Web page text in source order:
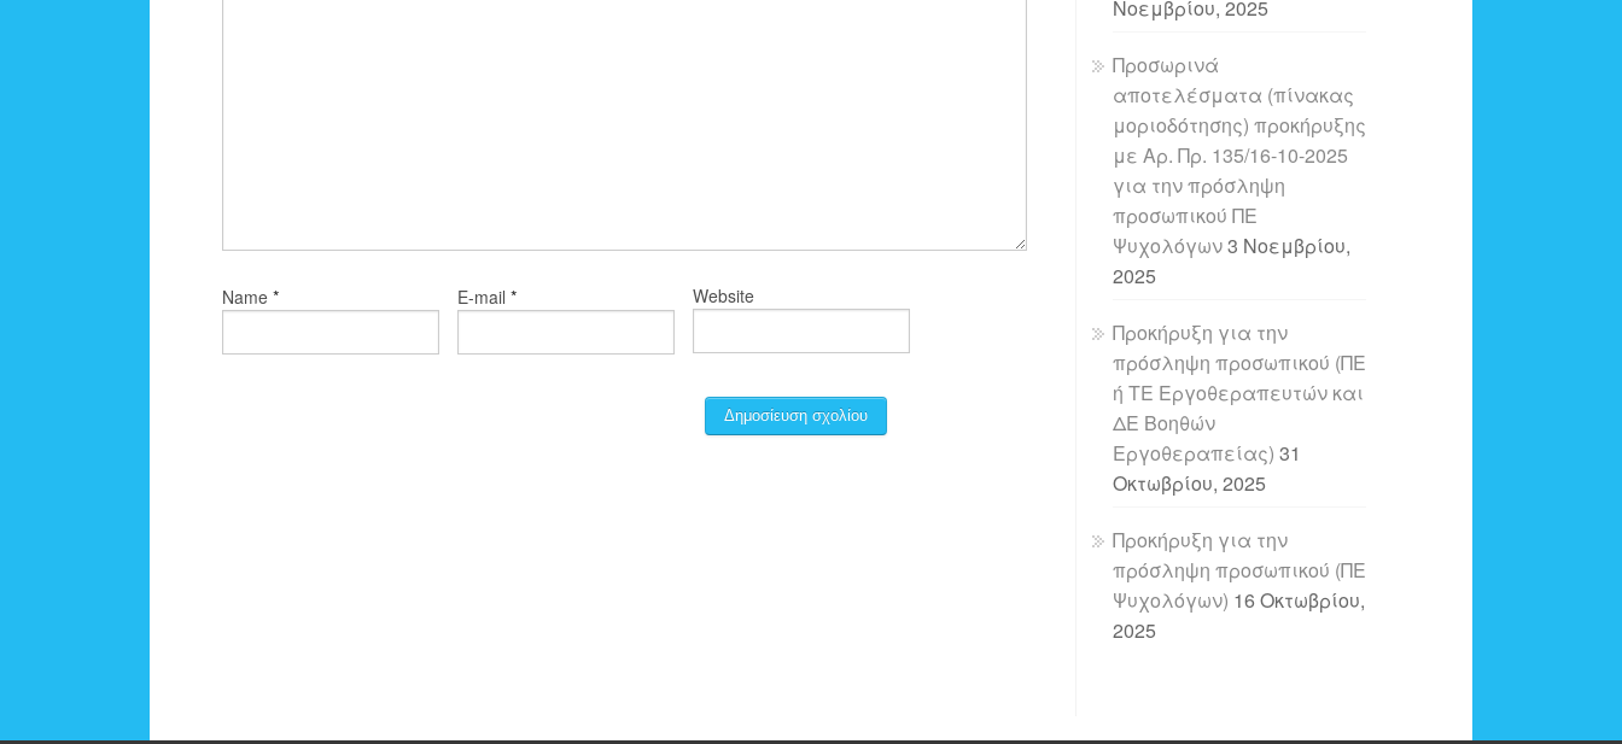
Name * E-mail * Website
Νοεμβρίου, 2025
Προσωρινά
αποτελέσματα (πίνακας
μοριοδότησης) προκήρυξης
με Αρ. Πρ. 135/16-10-2025
για την πρόσληψη
προσωπικού ΠΕ
Ψυχολόγων3 Νοεμβρίου,
2025
Προκήρυξη για την
πρόσληψη προσωπικού (ΠΕ
ή ΤΕ Εργοθεραπευτών και
ΔΕ Βοηθών
Εργοθεραπείας) 31
Οκτωβρίου, 2025
Προκήρυξη για την
πρόσληψη προσωπικού (ΠΕ
Ψυχολόγων) 16 Οκτωβρίου,
2025